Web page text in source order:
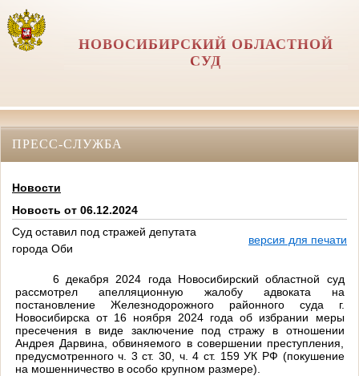
НОВОСИБИРСКИЙ ОБЛАСТНОЙ
СУД
ПРЕСС-СЛУЖБА
Новости
Новость от 06.12.2024
Суд оставил под стражей депутата
города Оби
версия для печати
6 декабря 2024 года Новосибирский областной суд
рассмотрел апелляционную жалобу адвоката на
постановление Железнодорожного районного суда г.
Новосибирска от 16 ноября 2024 года об избрании меры
пресечения в виде заключение под стражу в отношении
Андрея Дарвина, обвиняемого в совершении преступления,
предусмотренного ч. 3 ст. 30, ч. 4 ст. 159 УК РФ (покушение
на мошенничество в особо крупном размере).